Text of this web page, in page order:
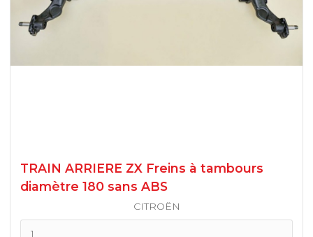
206 SW
106 DISQUES/16S
205
C3 II
TRAIN ARRIERE ZX Freins à tambours
diamètre 180 sans ABS
CITROËN